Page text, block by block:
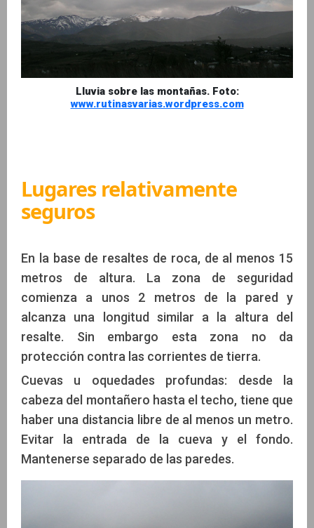
Lluvia sobre las montañas. Foto:
www.rutinasvarias.wordpress.com
Lugares relativamente
seguros
En la base de resaltes de roca, de al menos 15
metros de altura. La zona de seguridad
comienza a unos 2 metros de la pared y
alcanza una longitud similar a la altura del
resalte. Sin embargo esta zona no da
protección contra las corrientes de tierra.
Cuevas u oquedades profundas: desde la
cabeza del montañero hasta el techo, tiene que
haber una distancia libre de al menos un metro.
Evitar la entrada de la cueva y el fondo.
Mantenerse separado de las paredes.